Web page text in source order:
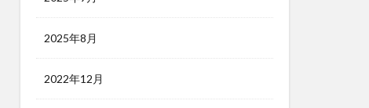
2025年8月
2022年12月